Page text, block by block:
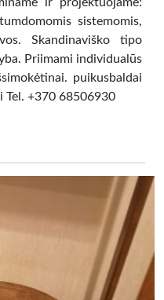
sistemomis,
Skandinaviško tipo
Priimami individualūs
puikusbaldai
Tel. +370 68506930